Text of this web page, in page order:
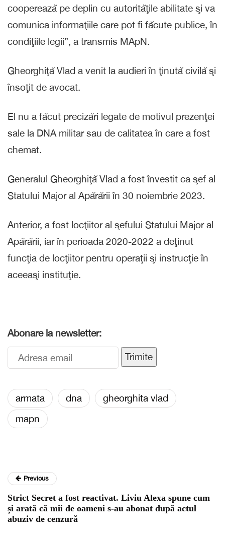
cooperează pe deplin cu autorităţile abilitate şi va
comunica informaţiile care pot fi făcute publice, în
condiţiile legii”, a transmis MApN.
Gheorghiţă Vlad a venit la audieri în ţinută civilă şi
însoţit de avocat.
El nu a făcut precizări legate de motivul prezenţei
sale la DNA militar sau de calitatea în care a fost
chemat.
Generalul Gheorghiţă Vlad a fost învestit ca şef al
Statului Major al Apărării în 30 noiembrie 2023.
Anterior, a fost locţiitor al şefului Statului Major al
Apărării, iar în perioada 2020-2022 a deţinut
funcţia de locţiitor pentru operaţii şi instrucţie în
aceeaşi instituţie.
Abonare la newsletter:
Trimite
armata dna
gheorghita vlad
mapn
Previous
Strict Secret a fost reactivat. Liviu Alexa spune cum
și arată că mii de oameni s-au abonat după actul
abuziv de cenzură